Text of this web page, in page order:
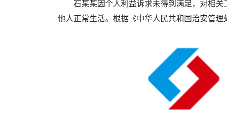
石某某因个人利益诉求未得到满足，对相关
他人正常生活。根据《中华人民共和国治安管理